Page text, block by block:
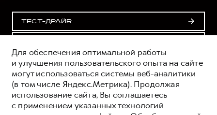
ТЕСТ-ДРАЙВ
ОЦЕНИВАЙТЕ СВОИ ФИНАНСОВЫЕ
ВОЗМОЖНОСТИ И РИСКИ
ИЗУЧИТЕ ВСЕ УСЛОВИЯ КРЕДИТА (ЗАЙМА) НА
САЙТЕ:
Для обеспечения оптимальной работы
и улучшения пользовательского опыта на сайте
могут использоваться системы веб-аналитики
(в том числе Яндекс.Метрика). Продолжая
использование сайта, Вы соглашаетесь
с применением указанных технологий